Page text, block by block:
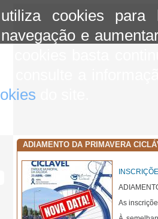
cookies para
e
ADIAMENTO DA PRIMAVERA
As